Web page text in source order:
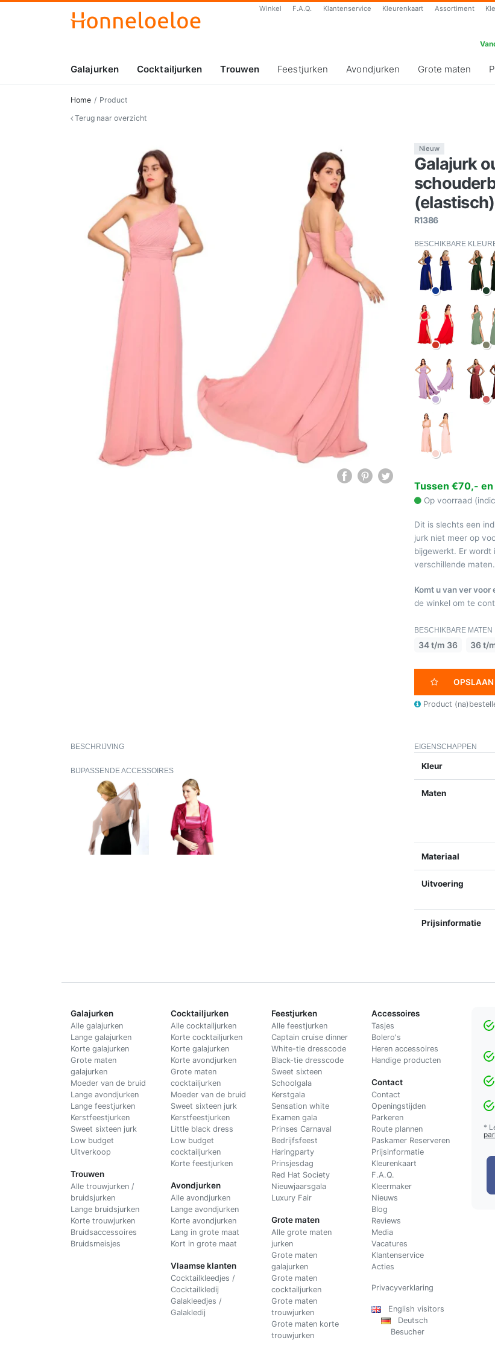
Winkel F.A.Q. Klantenservice Kleurenkaart Assortiment
Galajurken Cocktailjurken Trouwen Feestjurken Avondjurken Grote maten
Home
Product
Terug naar overzicht
Nieuw
Galajurk
(elastisch)
R1386
BESCHIKBARE
Tussen €70,-
Op voorraad
Dit is slechts een
jurk niet meer op
bijgewerkt. Er wordt
verschillende maten.
Komt u van ver
de winkel om te
BESCHIKBARE MATEN
34 t/m 36 36 t/
OPSLAAN
Product
BESCHRIJVING
BIJPASSENDE ACCESSOIRES
EIGENSCHAPPEN
Kleur
Maten
Materiaal
Uitvoering
Prijsinformatie
Galajurken
Alle galajurken
Lange galajurken
Korte galajurken
Grote maten
galajurken
Moeder van de bruid
Lange avondjurken
Lange feestjurken
Kerstfeestjurken
Sweet sixteen jurk
Low budget
Uitverkoop
Trouwen
Alle trouwjurken /
bruidsjurken
Lange bruidsjurken
Korte trouwjurken
Bruidsaccessoires
Bruidsmeisjes
Cocktailjurken
Alle cocktailjurken
Korte cocktailjurken
Korte galajurken
Korte avondjurken
Grote maten
cocktailjurken
Moeder van de bruid
Sweet sixteen jurk
Kerstfeestjurken
Little black dress
Low budget
cocktailjurken
Korte feestjurken
Avondjurken
Alle avondjurken
Lange avondjurken
Korte avondjurken
Lang in grote maat
Kort in grote maat
Vlaamse klanten
Cocktailkleedjes /
Cocktailkledij
Galakleedjes /
Galakledij
Feestjurken
Alle feestjurken
Captain cruise dinner
White-tie dresscode
Black-tie dresscode
Sweet sixteen
Schoolgala
Kerstgala
Sensation white
Examen gala
Prinses Carnaval
Bedrijfsfeest
Haringparty
Prinsjesdag
Red Hat Society
Nieuwjaarsgala
Luxury Fair
Grote maten
Alle grote maten
jurken
Grote maten
galajurken
Grote maten
cocktailjurken
Grote maten
trouwjurken
Grote maten korte
trouwjurken
Accessoires
Tasjes
Bolero's
Heren accessoires
Handige producten
Contact
Contact
Openingstijden
Parkeren
Route plannen
Paskamer Reserveren
Prijsinformatie
Kleurenkaart
F.A.Q.
Kleermaker
Nieuws
Blog
Reviews
Media
Vacatures
Klantenservice
Acties
Privacyverklaring
English visitors
Deutsch
Besucher
*